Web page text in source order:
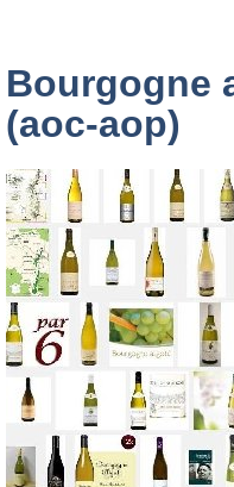
Bourgogne
(aoc-aop)